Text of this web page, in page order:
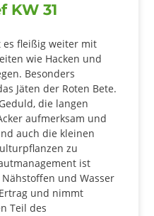
KW 31
es fleißig weiter mit
wie Hacken und
Besonders
Jäten der Roten Bete.
die langen
aufmerksam und
auch die kleinen
zu
ist
und Wasser
und nimmt
Teil des